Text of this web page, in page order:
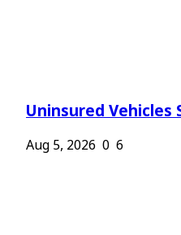
Uninsured Vehicles
Aug 5, 2026 0 6